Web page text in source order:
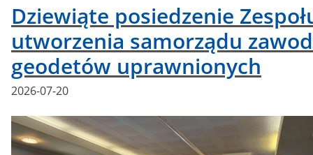
Dziewiąte posiedzenie
utworzenia samorządu
geodetów uprawnionych
Posted
2026-07-20